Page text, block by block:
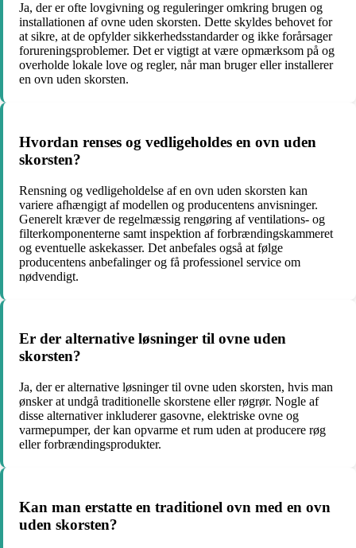
Ja, der er ofte lovgivning og reguleringer omkring brugen og
installationen af ovne uden skorsten. Dette skyldes behovet for
at sikre, at de opfylder sikkerhedsstandarder og ikke forårsager
forureningsproblemer. Det er vigtigt at være opmærksom på og
overholde lokale love og regler, når man bruger eller installerer
en ovn uden skorsten.
Hvordan renses og vedligeholdes en ovn uden
skorsten?
Rensning og vedligeholdelse af en ovn uden skorsten kan
variere afhængigt af modellen og producentens anvisninger.
Generelt kræver de regelmæssig rengøring af ventilations- og
filterkomponenterne samt inspektion af forbrændingskammeret
og eventuelle askekasser. Det anbefales også at følge
producentens anbefalinger og få professionel service om
nødvendigt.
Er der alternative løsninger til ovne uden
skorsten?
Ja, der er alternative løsninger til ovne uden skorsten, hvis man
ønsker at undgå traditionelle skorstene eller røgrør. Nogle af
disse alternativer inkluderer gasovne, elektriske ovne og
varmepumper, der kan opvarme et rum uden at producere røg
eller forbrændingsprodukter.
Kan man erstatte en traditionel ovn med en ovn
uden skorsten?